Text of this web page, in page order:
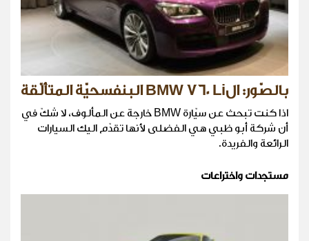
بالصّور: الBMW 760 Li البنفسحيّة المتألّقة
اذا كنت تبحث عن سيّارة BMW خارجة عن المألوف، لا شكّ في
أن شركة أبو ظبي هي الفضلى لأنها تقدّم اليك السيارات
الرائعة والفريدة.
مستجدات واختراعات